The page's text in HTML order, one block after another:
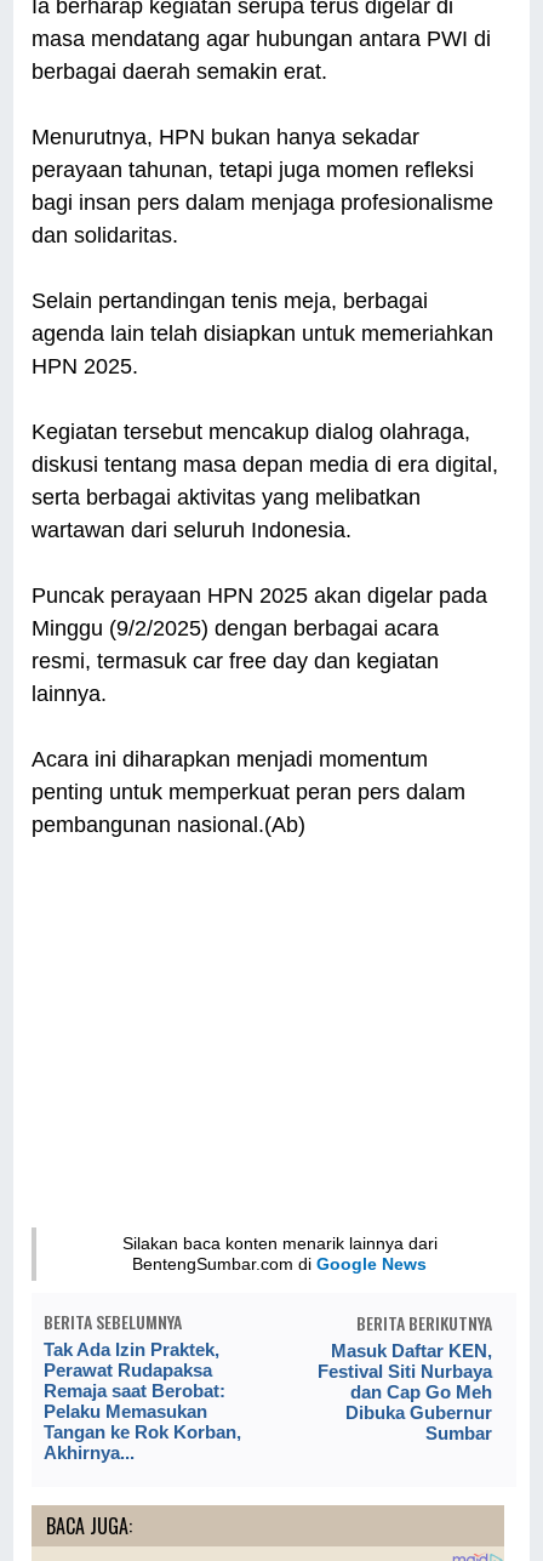
Ia berharap kegiatan serupa terus digelar di
masa mendatang agar hubungan antara PWI di
berbagai daerah semakin erat.
Menurutnya, HPN bukan hanya sekadar
perayaan tahunan, tetapi juga momen refleksi
bagi insan pers dalam menjaga profesionalisme
dan solidaritas.
Selain pertandingan tenis meja, berbagai
agenda lain telah disiapkan untuk memeriahkan
HPN 2025.
Kegiatan tersebut mencakup dialog olahraga,
diskusi tentang masa depan media di era digital,
serta berbagai aktivitas yang melibatkan
wartawan dari seluruh Indonesia.
Puncak perayaan HPN 2025 akan digelar pada
Minggu (9/2/2025) dengan berbagai acara
resmi, termasuk car free day dan kegiatan
lainnya.
Acara ini diharapkan menjadi momentum
penting untuk memperkuat peran pers dalam
pembangunan nasional.(Ab)
Silakan baca konten menarik lainnya dari
BentengSumbar.com diGoogle News
BERITA SEBELUMNYA
Tak Ada Izin Praktek,
Perawat Rudapaksa
Remaja saat Berobat:
Pelaku Memasukan
Tangan ke Rok Korban,
Akhirnya...
BERITA BERIKUTNYA
Masuk Daftar KEN,
Festival Siti Nurbaya
dan Cap Go Meh
Dibuka Gubernur
Sumbar
BACA JUGA: